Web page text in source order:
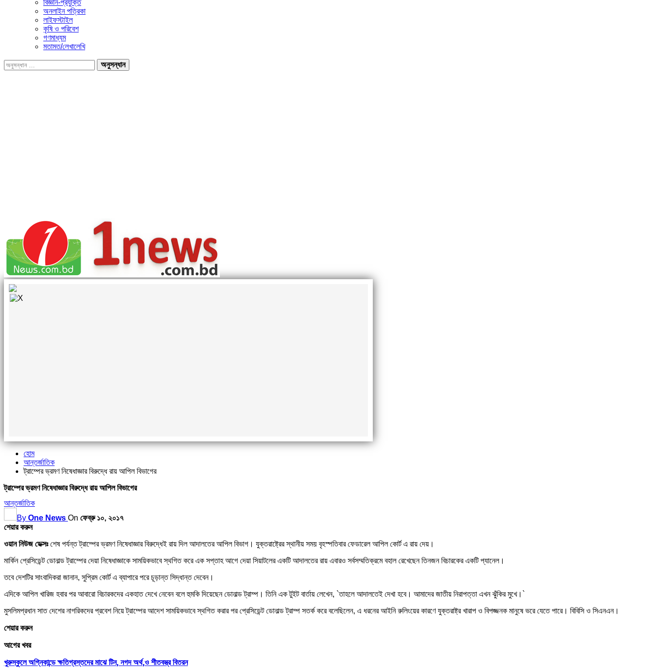
বিজ্ঞান-প্রযুক্তি
অনলাইন পত্রিকা
লাইফস্টাইল
কৃষি ও পরিবেশ
গণমাধ্যম
মতামত/লেখালেখি
হোম
আন্তর্জাতিক
ট্রাম্পের ভ্রমণ নিষেধাজ্ঞার বিরুদ্ধে রায় আপিল বিভাগের
ট্রাম্পের ভ্রমণ নিষেধাজ্ঞার বিরুদ্ধে রায় আপিল বিভাগের
আন্তর্জাতিক
By One News On ফেব্রু ১০, ২০১৭
শেয়ার করুন
ওয়ান নিউজ ডেক্সঃশেষ পর্যন্ত ট্রাম্পের ভ্রমণ নিষেধাজ্ঞার বিরুদ্ধেই রায় দিল আদালতের আপিল বিভাগ। যুক্তরাষ্ট্রের স্থানীয় সময় বৃহস্পতিবার ফেডারেল আপিল কোর্ট এ রায় দেয়।
মার্কিন প্রেসিডেন্ট ডোনাল্ড ট্রাম্পের দেয়া নিষেধাজ্ঞাকে সাময়িকভাবে স্থগিত করে এক সপ্তাহ আগে দেয়া সিয়াটলের একটি আদালতের রায় এবারও সর্বসম্মতিক্রমে বহাল রেখেছেন তিনজন বিচারকের একটি প্যানেল।
তবে দেশটির সাংবাদিকরা জানান, সুপ্রিম কোর্ট এ ব্যাপারে পরে চূড়ান্ত সিদ্ধান্ত দেবেন।
এদিকে আপিল খারিজ হবার পর আবারো বিচারকদের একহাত দেখে নেবেন বলে হুমকি দিয়েছেন ডোনাল্ড ট্রাম্প। তিনি এক টুইট বার্তায় লেখেন, `তাহলে আদালতেই দেখা হবে। আমাদের জাতীয় নিরাপত্তা এখন ঝুঁকির মুখে।`
মুসলিমপ্রধান সাত দেশের নাগরিকদের প্রবেশ নিয়ে ট্রাম্পের আদেশ সাময়িকভাবে স্থগিত করার পর প্রেসিডেন্ট ডোনাল্ড ট্রাম্প সতর্ক করে বলেছিলেন, এ ধরনের আইনি রুলিংয়ের কারণে যুক্তরাষ্ট্র খারাপ ও বিপজ্জনক মানুষে ভরে যেতে পারে। বিবিসি ও সিএনএন।
শেয়ার করুন
আগের খবর
খুরুস্কুলে অগ্নিকান্ডে ক্ষতিগ্রস্তদের মাঝে টিন, নগদ অর্থ,ও শীতবস্ত্র বিতরন